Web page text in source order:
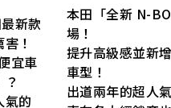
，引發
有副駕
「偶爾
綽有餘」
滿本田
1.1
採用
（
設計